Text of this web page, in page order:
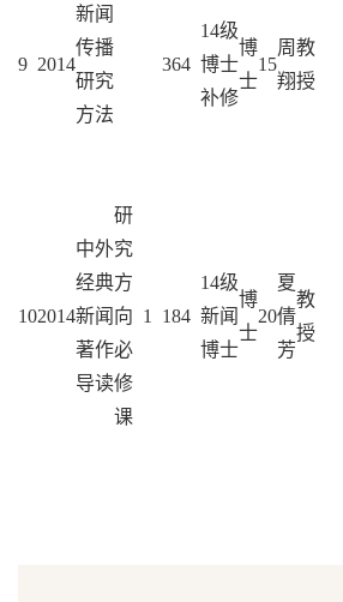
9 2014
新闻
传播
研究
方法
364
14级
博士
补修
博
士
15
周
翔
教
授
102014
中外
经典
新闻
著作
导读
研
究
方
向
必
修
课
1 184
14级
新闻
博士
博
士
20
夏
倩
芳
教
授